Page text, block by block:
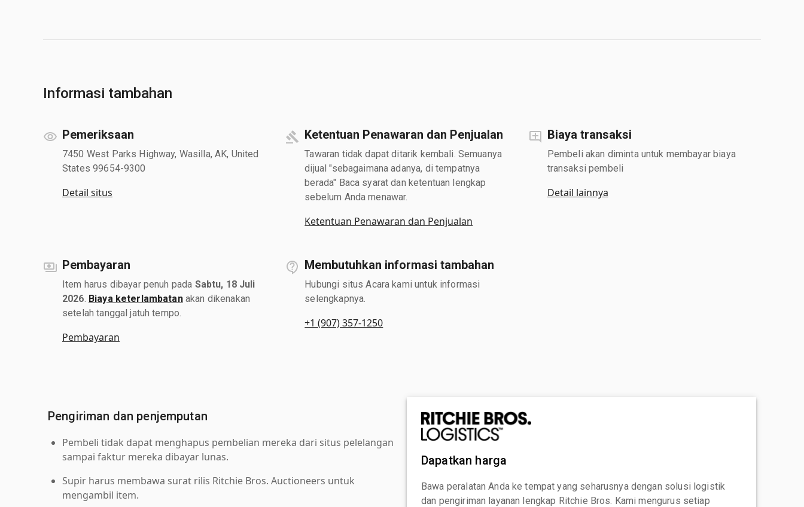
Informasi tambahan
Pemeriksaan
7450 West Parks Highway, Wasilla, AK, United
States 99654-9300
Detail situs
Ketentuan Penawaran dan Penjualan
Tawaran tidak dapat ditarik kembali. Semuanya
dijual "sebagaimana adanya, di tempatnya
berada" Baca syarat dan ketentuan lengkap
sebelum Anda menawar.
Ketentuan Penawaran dan Penjualan
Biaya transaksi
Pembeli akan diminta untuk membayar biaya
transaksi pembeli
Detail lainnya
Pembayaran
Item harus dibayar penuh pada Sabtu, 18 Juli
2026 Biaya keterlambatanakan dikenakan
setelah tanggal jatuh tempo.
Pembayaran
Membutuhkan informasi tambahan
Hubungi situs Acara kami untuk informasi
selengkapnya.
+1 (907) 357-1250
Pengiriman dan penjemputan
Pembeli tidak dapat menghapus pembelian mereka dari situs pelelangan
sampai faktur mereka dibayar lunas.
Supir harus membawa surat rilis Ritchie Bros. Auctioneers untuk
mengambil item.
Dapatkan harga
Bawa peralatan Anda ke tempat yang seharusnya dengan solusi logistik
dan pengiriman layanan lengkap Ritchie Bros. Kami mengurus setiap